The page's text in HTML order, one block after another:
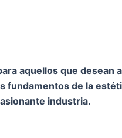
aquellos que
de la
industria.